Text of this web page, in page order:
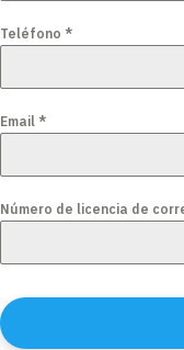
Teléfono *
Email *
Número de licencia de